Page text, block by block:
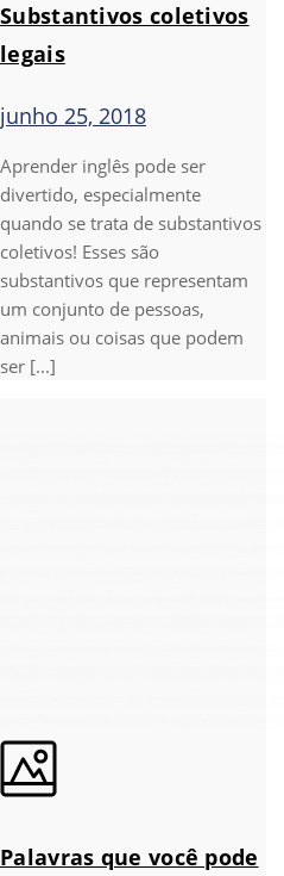
Substantivos coletivos
legais
junho 25, 2018
Aprender inglês pode ser
divertido, especialmente
quando se trata de substantivos
coletivos! Esses são
substantivos que representam
um conjunto de pessoas,
animais ou coisas que podem
ser [...]
Palavras que você pode